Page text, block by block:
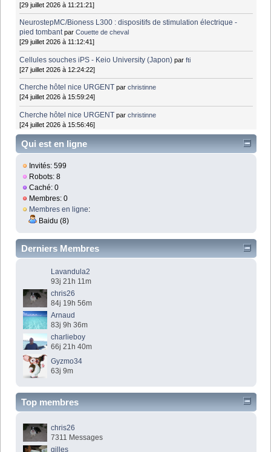
[29 juillet 2026 à 11:21:21]
NeurostepMC/Bioness L300 : dispositifs de stimulation électrique -
pied tombant parCouette de cheval
[29 juillet 2026 à 11:12:41]
Cellules souches iPS - Keio University (Japon) parfti
[27 juillet 2026 à 12:24:22]
Cherche hôtel nice URGENT parchristinne
[24 juillet 2026 à 15:59:24]
Cherche hôtel nice URGENT parchristinne
[24 juillet 2026 à 15:56:46]
Qui est en ligne
Invités: 599
Robots: 8
Caché: 0
Membres: 0
Membres en ligne:
Baidu (8)
Derniers Membres
Lavandula2
93j 21h 11m
chris26
84j 19h 56m
Arnaud
83j 9h 36m
charlieboy
66j 21h 40m
Gyzmo34
63j 9m
Top membres
chris26
7311 Messages
gilles